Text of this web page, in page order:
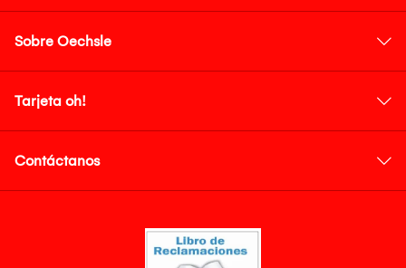
Sobre Oechsle
Tarjeta oh!
Contáctanos